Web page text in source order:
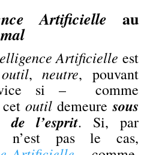
Artificielle au
mal
Artificielle est
outil,neutre, pouvant
si – comme
cetoutil demeuresous
l’esprit. Si, par
n’est pas le cas,